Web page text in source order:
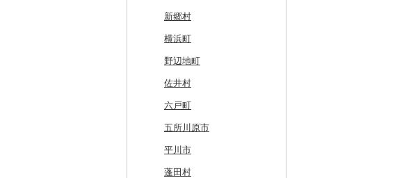
南富良野町
上富良野町
和寒町
紋別市
乙部町
根室市
三笠市
東川町
新郷村
横浜町
野辺地町
佐井村
六戸町
五所川原市
平川市
蓬田村